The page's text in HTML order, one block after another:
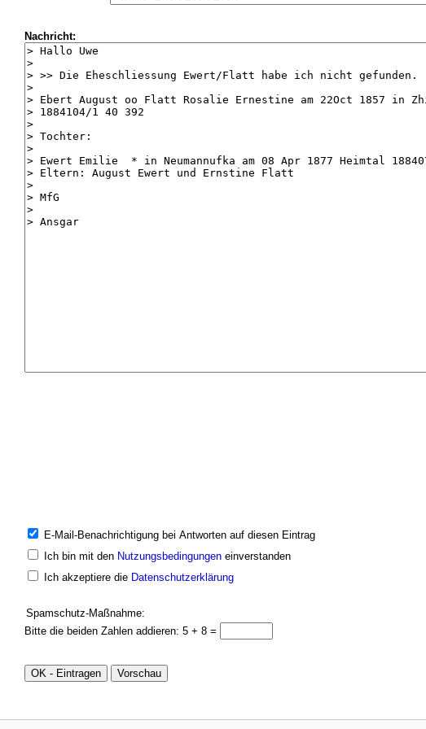
Nachricht:
E-Mail-Benachrichtigung bei Antworten auf diesen Eintrag
Ich bin mit den Nutzungsbedingungeneinverstanden
Ich akzeptiere die Datenschutzerklärung
Spamschutz-Maßnahme:
Bitte die beiden Zahlen addieren: 5 + 8 =